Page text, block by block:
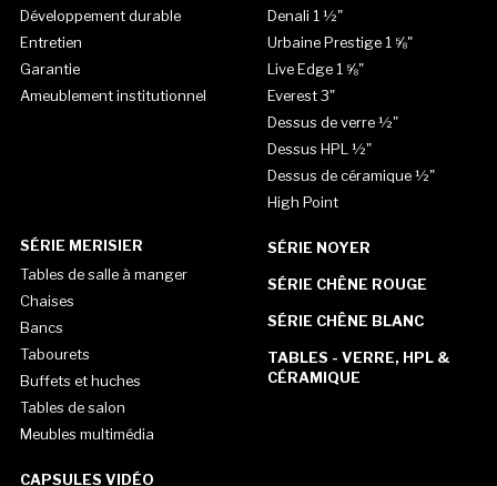
Développement durable
Entretien
Garantie
Ameublement institutionnel
Denali 1 ½"
Urbaine Prestige 1 ⅝"
Live Edge 1 ⅝"
Everest 3"
Dessus de verre ½"
Dessus HPL ½"
Dessus de céramique ½"
High Point
SÉRIE MERISIER
Tables de salle à manger
Chaises
Bancs
Tabourets
Buffets et huches
Tables de salon
Meubles multimédia
SÉRIE NOYER
SÉRIE CHÊNE ROUGE
SÉRIE CHÊNE BLANC
TABLES - VERRE, HPL &
CÉRAMIQUE
CAPSULES VIDÉO